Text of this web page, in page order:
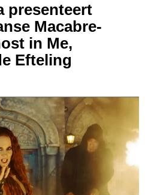
presenteert
Macabre-
in Me,
Efteling